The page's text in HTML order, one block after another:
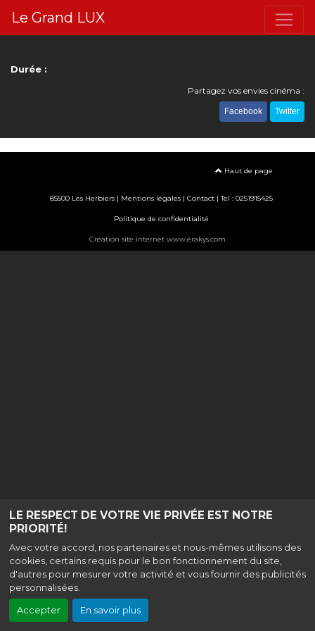
LE RESPECT DE VOTRE VIE PRIVÉE EST NOTRE
PRIORITÉ!
Avec votre accord, nos partenaires et nous-mêmes utilisons des
cookies, certains requis pour le bon fonctionnement du site,
d'autres pour mesurer votre activité et vous fournir des publicités
personnalisées.
Accepter En savoir plus
Le Grand LUX
Durée :
Partagez vos envies cinéma :
Facebook Twitter
Haut de page
85500 Les Herbiers | Mentions légales| Contact| Tel : 0251915425
Politique de confidentialité
Création site internet www.erakys.com